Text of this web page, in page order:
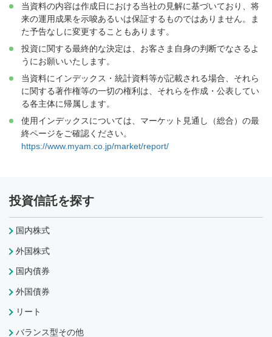
当資料の内容は作成日における当社の見解に基づいており、将
来の運用成果を示唆あるいは保証するものではありません。ま
た予告なしに変更することもあります。
投資に関する最終的な決定は、お客さま自身の判断でなさるよ
うにお願いいたします。
当資料にインデックス・統計資料等が記載される場合、それら
に関する著作権等の一切の権利は、それらを作成・公表してい
る各主体に帰属します。
使用インデックスについては、マーケット見通し（総合）の最
終ページをご確認ください。
https://www.myam.co.jp/market/report/
投資信託を探す
国内株式
外国株式
国内債券
外国債券
リート
バランス型その他